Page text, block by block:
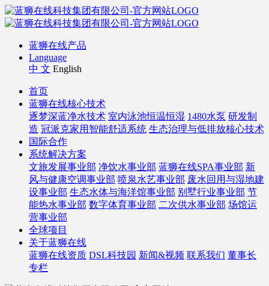
蓝狮在线产品
Language
中 文 English
首页
蓝狮在线核心技术
逐梦深蓝净水技术 室内泳池恒温恒湿 1480水泵 研发制
造 冠派克家用智能舒适系统 生态治理与低排放核心技术
国际合作
系统解决方案
文旅发展事业部 净饮水事业部 蓝狮在线SPA事业部 新
风与健康空调事业部 喷泉水艺事业部 废水回用与湿地建
设事业部 生态水体与海洋馆事业部 别墅行业事业部 节
能热水事业部 数字体育事业部 二次供水事业部 场馆运
营事业部
全球项目
关于蓝狮在线
蓝狮在线资质 DSL科技园 新闻&视频 联系我们 董事长
专栏